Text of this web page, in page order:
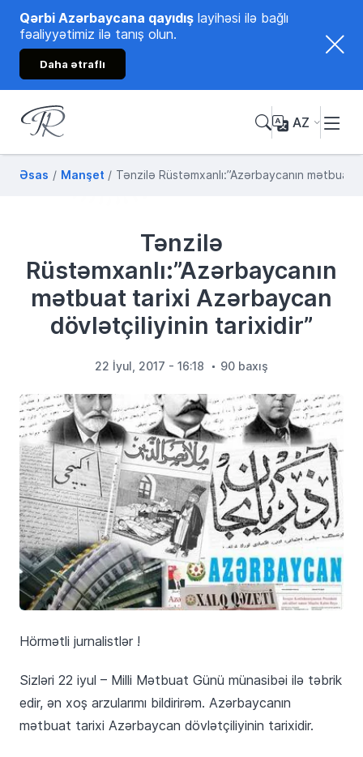
Qərbi Azərbaycana qayıdış layihəsi ilə bağlı
fəaliyyətimiz ilə tanış olun.
Daha ətraflı
Tənzilə Rüstəmxanlı
AZ
Əsas Manşet Tənzilə Rüstəmxanlı:”Azərbaycanın
Tənzilə
Rüstəmxanlı:”Azərbaycanın
mətbuat tarixi Azərbaycan
dövlətçiliyinin tarixidir”
22 İyul, 2017 - 16:18 90 baxış
Hörmətli jurnalistlər !
Sizləri 22 iyul – Milli Mətbuat Günü münasibəi ilə təbrik
edir, ən xoş arzularımı bildirirəm. Azərbaycanın
mətbuat tarixi Azərbaycan dövlətçiliyinin tarixidir.